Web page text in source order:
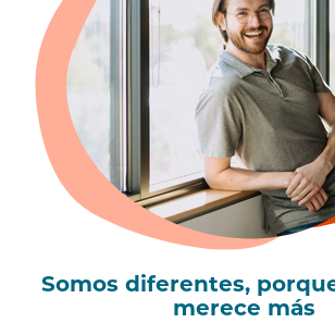
Somos diferentes,
merece más